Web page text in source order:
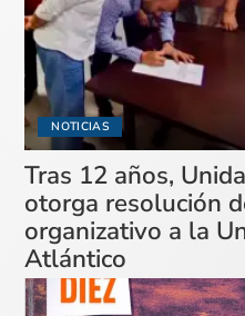
NOTICIAS
Tras 12 años,
otorga resolución
organizativo a la
Atlántico